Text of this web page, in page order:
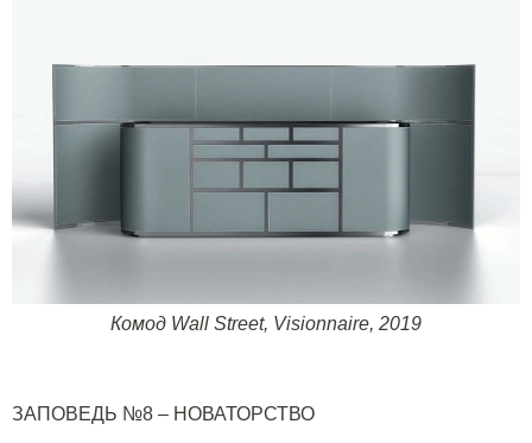
Комод Wall Street, Visionnaire, 2019
ЗАПОВЕДЬ №8 – НОВАТОРСТВО